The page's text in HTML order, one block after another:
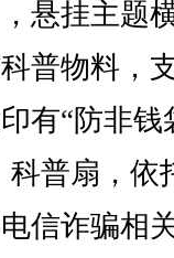
悬挂主题
普物料，
有“防非钱
科普扇，依
信诈骗相